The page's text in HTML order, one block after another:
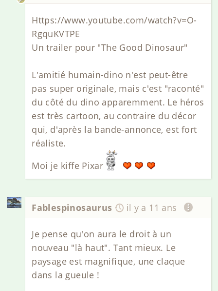
Https://www.youtube.com/watch?v=O-
RgquKVTPE
Un trailer pour "The Good Dinosaur"
L'amitié humain-dino n'est peut-être
pas super originale, mais c'est "raconté"
du côté du dino apparemment. Le héros
est très cartoon, au contraire du décor
qui, d'après la bande-annonce, est fort
réaliste.
Moi je kiffe Pixar
Fablespinosaurus il y a 11 ans
Je pense qu'on aura le droit à un
nouveau "là haut". Tant mieux. Le
paysage est magnifique, une claque
dans la gueule !